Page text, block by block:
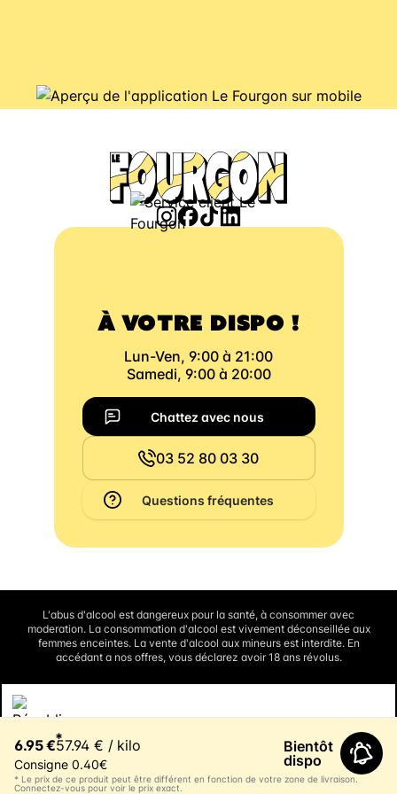
6.95 €*
57.94 € / kilo
Consigne 0.40€
Bientôt
dispo
* Le prix de ce produit peut être différent en fonction de votre zone de livraison.
Connectez-vous pour voir le prix exact.
À VOTRE DISPO !
Lun-Ven, 9:00 à 21:00
Samedi, 9:00 à 20:00
Chattez avec nous
03 52 80 03 30
Questions fréquentes
L'abus d'alcool est dangereux pour la santé, à consommer avec
moderation. La consommation d'alcool est vivement déconseillée aux
femmes enceintes. La vente d'alcool aux mineurs est interdite. En
accédant a nos offres, vous déclarez avoir 18 ans révolus.
moins de 18 ans
La preuve de majorité de l'acheteur est exigée au moment de la vente en
CODE DE LA SANTE PUBLIQUE, ART. L3342-1 et L3353-3